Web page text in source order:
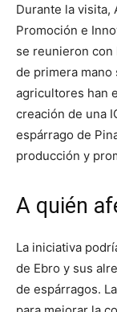
Durante la visita,
Promoción e
se reunieron
de primera mano
agricultores han
creación de una
espárrago de
producción y
A quién
La iniciativa
de Ebro y sus
de espárragos.